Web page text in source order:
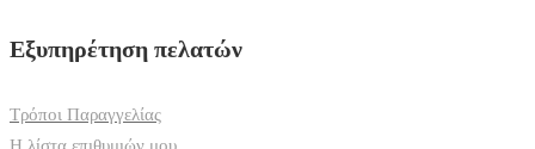
Εξυπηρέτηση πελατών
Τρόποι Παραγγελίας
Η λίστα επιθυμιών μου